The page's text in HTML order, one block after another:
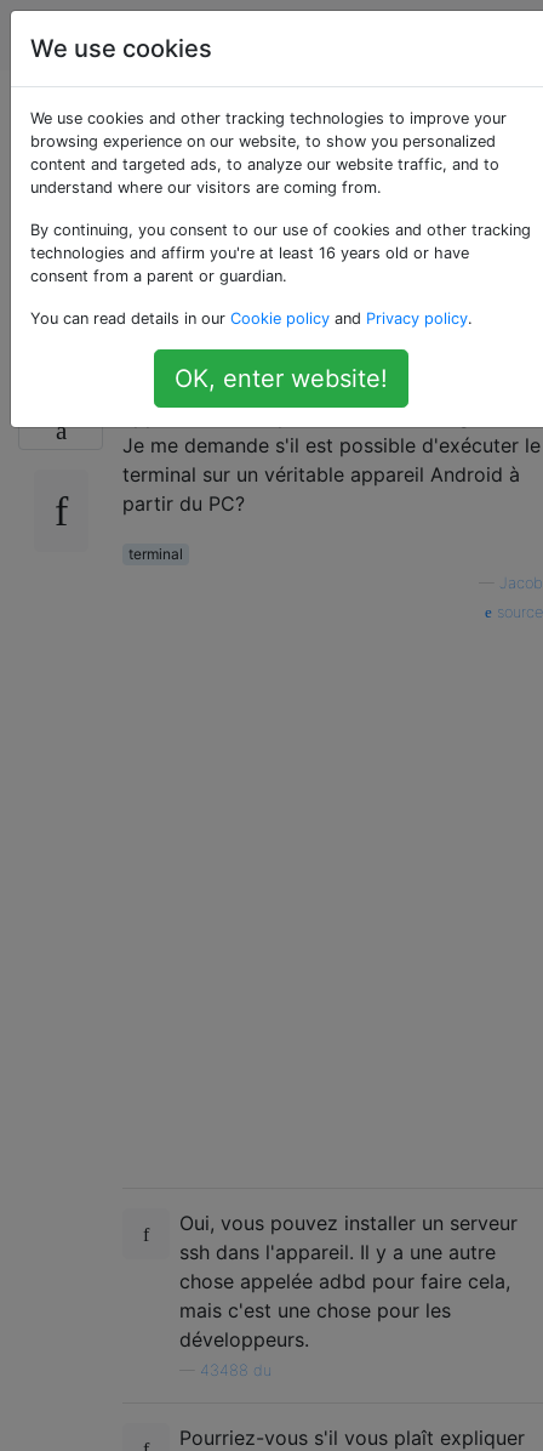
Android
terminal sur un
véritable appareil
Android à partir du
PC
Je veux exécuter le terminal sur mon
appareil, mais le petit écran est très gênant.
Je me demande s'il est possible d'exécuter le
terminal sur un véritable appareil Android à
partir du PC?
terminal
Jacob
source
Oui, vous pouvez installer un serveur
ssh dans l'appareil. Il y a une autre
chose appelée adbd pour faire cela,
mais c'est une chose pour les
développeurs.
43488 du
Pourriez-vous s'il vous plaît expliquer
We use cookies
We use cookies and other tracking technologies to improve your
browsing experience on our website, to show you personalized
content and targeted ads, to analyze our website traffic, and to
understand where our visitors are coming from.
By continuing, you consent to our use of cookies and other tracking
technologies and affirm you're at least 16 years old or have
consent from a parent or guardian.
You can read details in our Cookie policy and Privacy policy.
OK, enter website!